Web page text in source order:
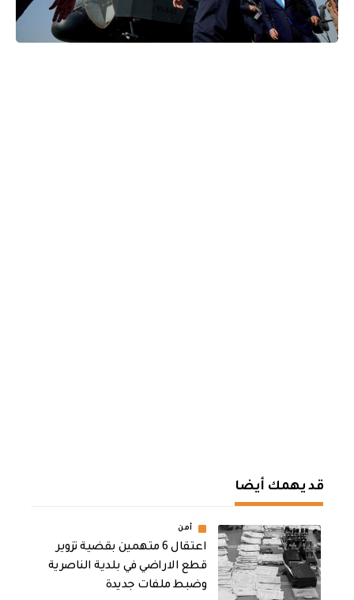
قد يهمك أيضا
أمن
اعتقال 6 متهمين بقضية تزوير
قطع الاراضي في بلدية الناصرية
وضبط ملفات جديدة